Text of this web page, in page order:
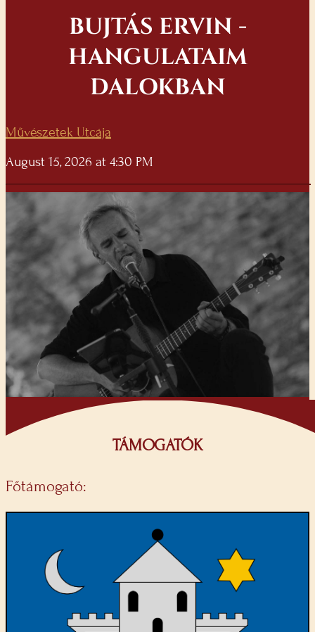
BUJTÁS ERVIN -
HANGULATAIM
DALOKBAN
Művészetek Utcája
August 15, 2026 at 4:30 PM
TÁMOGATÓK
Főtámogató: